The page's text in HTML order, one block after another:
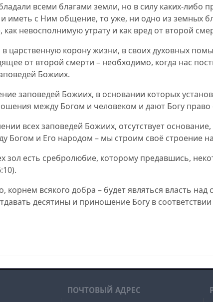
всеми благами земли, но в силу каких-
и иметь с Ним общение, то уже, ни одно из земных
как невосполнимую утрату и как вред от второй
царственную корону жизни, в своих духовных
от второй смерти – необходимо, когда нас
Божиих.
заповедей Божиих, в основании которых
между Богом и человеком и дают Богу право
всех заповедей Божиих, отсутствует
Богом и Его народом – мы строим своё строение
зол есть сребролюбие, которому предавшись,
).
корнем всякого добра – будет являться власть
десятины и приношение Богу в
ПОЧТОВЫЙ АДРЕС